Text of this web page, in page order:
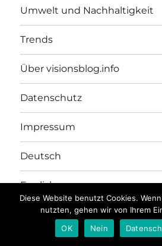
Umwelt und Nachhaltigkeit
Trends
Über visionsblog.info
Datenschutz
Impressum
Deutsch
English
VISIONSBLOG.INFO Mit Stolz
Diese Website benutzt Cookies.
nutzten, gehen wir von Ihrem
OK
Nein